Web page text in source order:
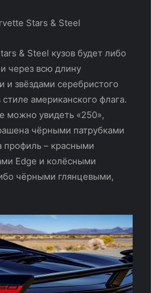
Stars & Steel
& Steel кузов будет либо
через всю длину
звёздами серебристого
американского флага.
можно увидеть «250»,
чёрными патрубками
профиль – красными
Edge и колёсными
чёрными глянцевыми,